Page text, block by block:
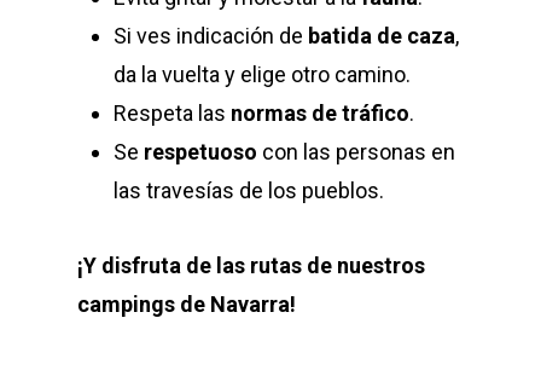
Si ves indicación de batida de caza,
da la vuelta y elige otro camino.
Respeta las normas de tráfico.
Se respetuoso con las personas en
las travesías de los pueblos.
¡Y disfruta de las rutas de nuestros
campings de Navarra!